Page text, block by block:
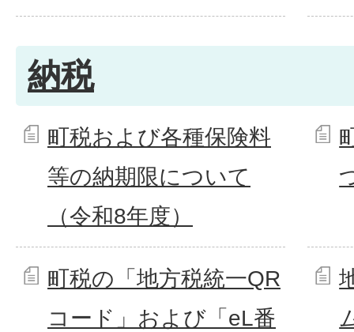
納税
町税および各種保険料
等の納期限について
（令和8年度）
町税の「地方税統一QR
コード」および「eL番